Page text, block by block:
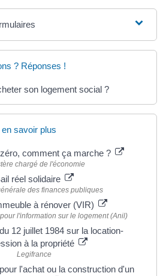
? Réponses !
son logement social ?
en savoir plus
comment ça marche ?
chargé de l'économie
réel solidaire
des finances publiques
à rénover (VIR)
l'information sur le logement (Anil)
12 juillet 1984 sur la location-
à la propriété
Legifrance
l'achat ou la construction d'un